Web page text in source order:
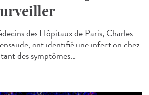
des Hôpitaux de Paris, Charles
ont identifié une infection chez
des symptômes...